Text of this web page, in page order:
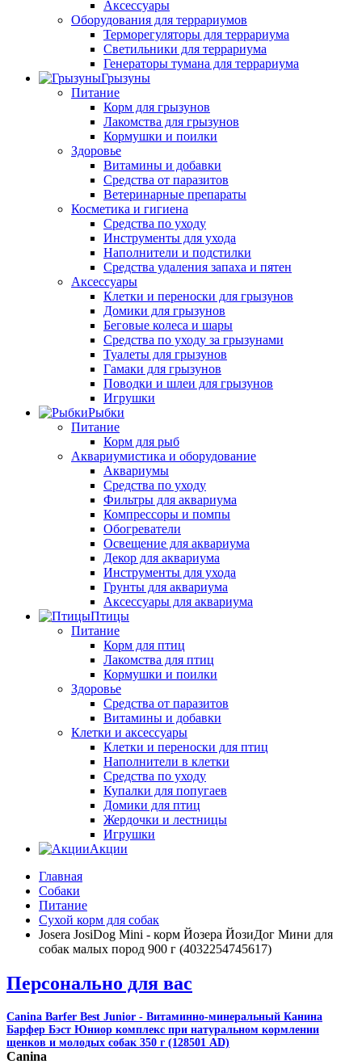
Аксессуары
Оборудования для террариумов
Терморегуляторы для террариума
Светильники для террариума
Генераторы тумана для террариума
Грызуны
Питание
Корм для грызунов
Лакомства для грызунов
Кормушки и поилки
Здоровье
Витамины и добавки
Средства от паразитов
Ветеринарные препараты
Косметика и гигиена
Средства по уходу
Инструменты для ухода
Наполнители и подстилки
Средства удаления запаха и пятен
Аксессуары
Клетки и переноски для грызунов
Домики для грызунов
Беговые колеса и шары
Средства по уходу за грызунами
Туалеты для грызунов
Гамаки для грызунов
Поводки и шлеи для грызунов
Игрушки
Рыбки
Питание
Корм для рыб
Аквариумистика и оборудование
Аквариумы
Средства по уходу
Фильтры для аквариума
Компрессоры и помпы
Обогреватели
Освещение для аквариума
Декор для аквариума
Инструменты для ухода
Грунты для аквариума
Аксессуары для аквариума
Птицы
Питание
Корм для птиц
Лакомства для птиц
Кормушки и поилки
Здоровье
Средства от паразитов
Витамины и добавки
Клетки и аксессуары
Клетки и переноски для птиц
Наполнители в клетки
Средства по уходу
Купалки для попугаев
Домики для птиц
Жердочки и лестницы
Игрушки
Акции
Главная
Собаки
Питание
Сухой корм для собак
Josera JosiDog Mini - корм Йозера ЙозиДог Мини для
собак малых пород 900 г (4032254745617)
Персонально для вас
Canina Barfer Best Junior - Витаминно-минеральный Канина
Барфер Бэст Юниор комплекс при натуральном кормлении
щенков и молодых собак 350 г (128501 AD)
Canina